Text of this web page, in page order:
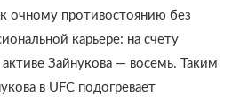
очному противостоянию без
карьере: на счету
Зайнукова — восемь. Таким
в UFC подогревает